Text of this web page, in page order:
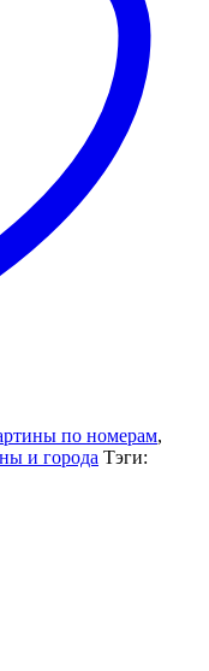
по номерам,
и города Тэги: